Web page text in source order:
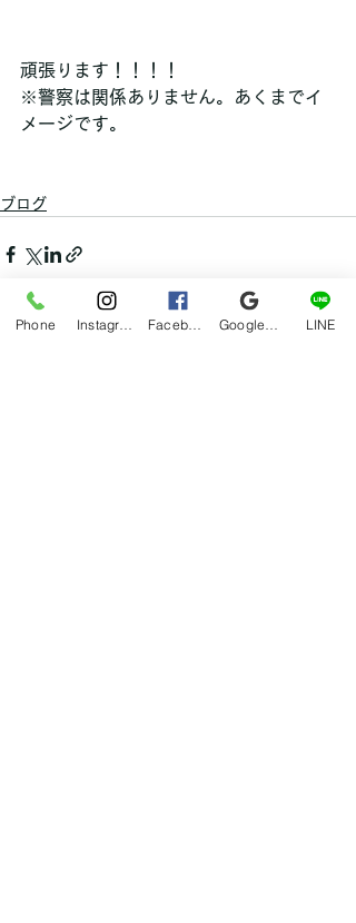
頑張ります！！！！
※警察は関係ありません。あくまでイ
メージです。
ブログ
Phone LINE